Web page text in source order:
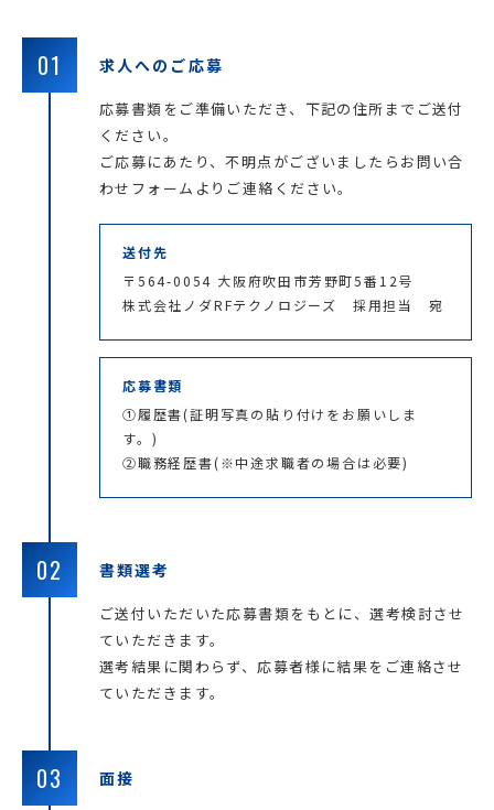
01 求人へのご応募
応募書類をご準備いただき、下記の住所までご送付
ください。
ご応募にあたり、不明点がございましたらお問い合
わせフォームよりご連絡ください。
送付先
〒564-0054 大阪府吹田市芳野町5番12号
株式会社ノダRFテクノロジーズ 採用担当 宛
応募書類
①履歴書(証明写真の貼り付けをお願いしま
す。)
②職務経歴書(※中途求職者の場合は必要)
02 書類選考
ご送付いただいた応募書類をもとに、選考検討させ
ていただきます。
選考結果に関わらず、応募者様に結果をご連絡させ
ていただきます。
03 面接